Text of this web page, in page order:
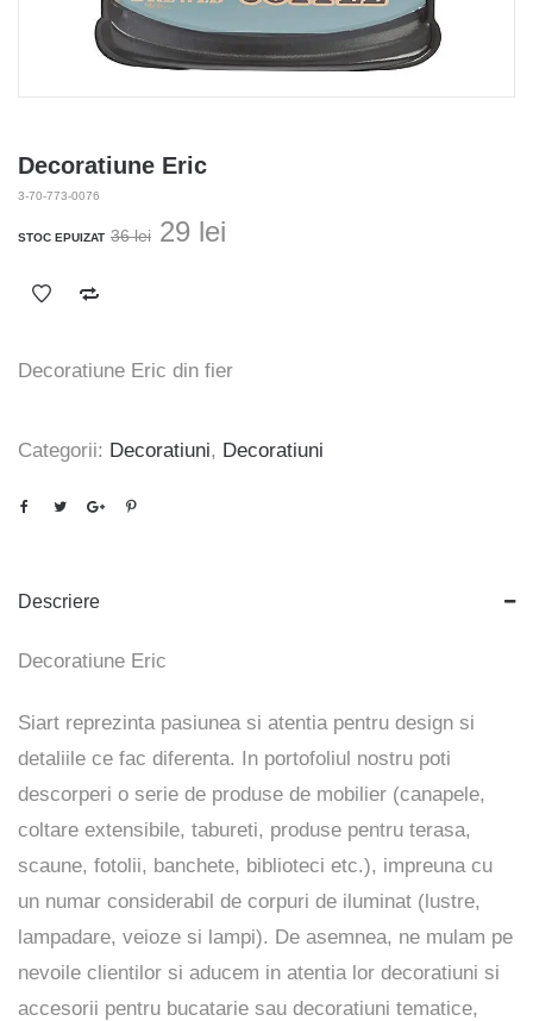
Decoratiune Eric
3-70-773-0076
STOC EPUIZAT 36lei Prețul
29 lei
Decoratiune Eric din fier
Categorii: Decoratiuni, Decoratiuni
Descriere
Decoratiune Eric
Siart reprezinta pasiunea si atentia pentru design si
detaliile ce fac diferenta. In portofoliul nostru poti
descorperi o serie de produse de mobilier (canapele,
coltare extensibile, tabureti, produse pentru terasa,
scaune, fotolii, banchete, biblioteci etc.), impreuna cu
un numar considerabil de corpuri de iluminat (lustre,
lampadare, veioze si lampi). De asemnea, ne mulam pe
nevoile clientilor si aducem in atentia lor decoratiuni si
accesorii pentru bucatarie sau decoratiuni tematice,